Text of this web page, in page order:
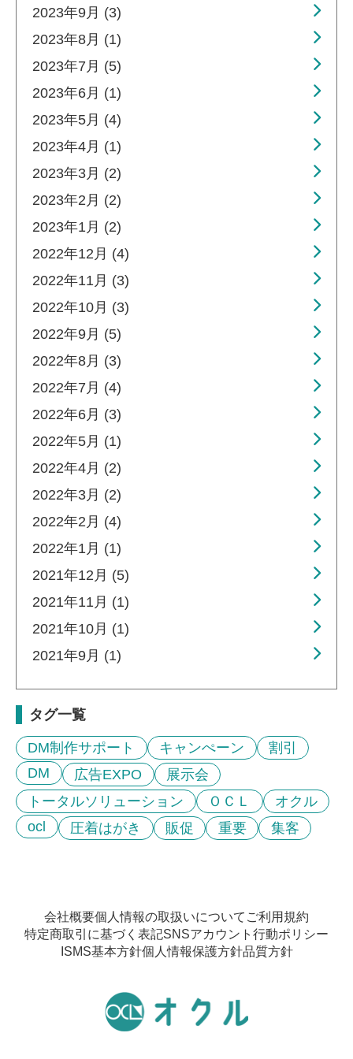
2023年9月 (3)
2023年8月 (1)
2023年7月 (5)
2023年6月 (1)
2023年5月 (4)
2023年4月 (1)
2023年3月 (2)
2023年2月 (2)
2023年1月 (2)
2022年12月 (4)
2022年11月 (3)
2022年10月 (3)
2022年9月 (5)
2022年8月 (3)
2022年7月 (4)
2022年6月 (3)
2022年5月 (1)
2022年4月 (2)
2022年3月 (2)
2022年2月 (4)
2022年1月 (1)
2021年12月 (5)
2021年11月 (1)
2021年10月 (1)
2021年9月 (1)
タグ一覧
DM制作サポート キャンぺーン
割引
DM
広告EXPO
展示会
トータルソリューション
ＯＣＬ
オクル
ocl
圧着はがき 販促 重要 集客
会社概要個人情報の取扱いについて ご利用規約
特定商取引に基づく表記SNSアカウント行動ポリシー
ISMS基本方針個人情報保護方針品質方針